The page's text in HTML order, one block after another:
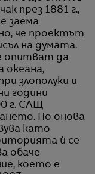
през 1881 г.,
заема
че проектът
на думата.
опитват да
океана,
злополуки и
години
г. САЩ
По онова
като
ѝ се
обаче
което е